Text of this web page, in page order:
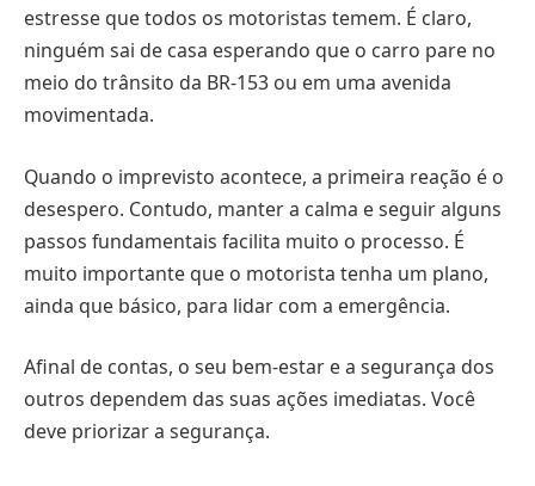
estresse que todos os motoristas temem. É claro,
ninguém sai de casa esperando que o carro pare no
meio do trânsito da BR-153 ou em uma avenida
movimentada.
Quando o imprevisto acontece, a primeira reação é o
desespero. Contudo, manter a calma e seguir alguns
passos fundamentais facilita muito o processo. É
muito importante que o motorista tenha um plano,
ainda que básico, para lidar com a emergência.
Afinal de contas, o seu bem-estar e a segurança dos
outros dependem das suas ações imediatas. Você
deve priorizar a segurança.